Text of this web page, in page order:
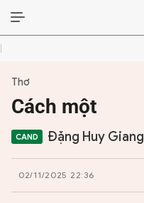
ĐỜI SỐNG VĂN HÓA
TƯ LIỆU VĂN HÓA
Thơ
Cách một
Đặng Huy Giang
02/11/2025 22:36